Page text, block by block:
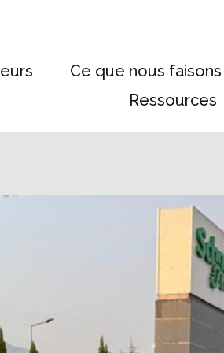
Ce que nous faisons
Ressources